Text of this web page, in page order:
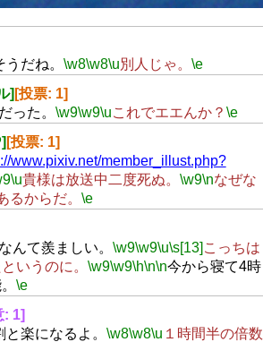
だね。 \w8\w8\u別人じゃ。 \e
] [投票: 1]
った。 \w9\w9\uこれでエエんか？ \e
[投票: 1]
www.pixiv.net/member_illust.php?
\u貴様は放送中二度死ぬ。 \w9\nなぜな
からだ。 \e
んて羨ましい。 \w9\w9\u\s[13] こっちは
いうのに。 \w9\w9\h\n\n今から寝て4時
\e
: 1]
楽になるよ。 \w8\w8\u １時間半の倍数